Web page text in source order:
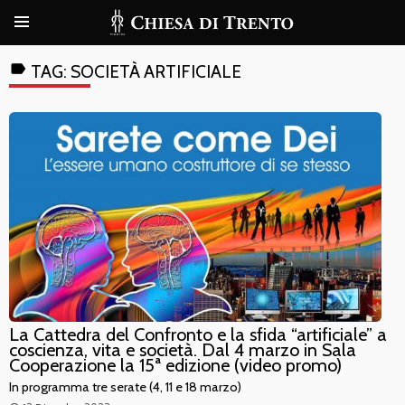
label TAG: SOCIETÀ ARTIFICIALE
La Cattedra del Confronto e la sfida “artificiale” a
coscienza, vita e società. Dal 4 marzo in Sala
Cooperazione la 15ª edizione (video promo)
In programma tre serate (4, 11 e 18 marzo)